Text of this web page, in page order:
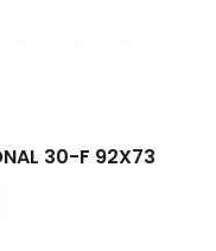
30-F 92X73